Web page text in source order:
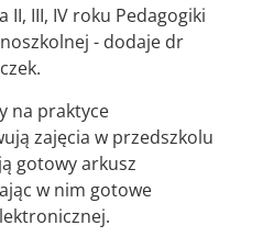
II, III, IV roku Pedagogiki
- dodaje dr
na praktyce
zajęcia w przedszkolu
gotowy arkusz
w nim gotowe